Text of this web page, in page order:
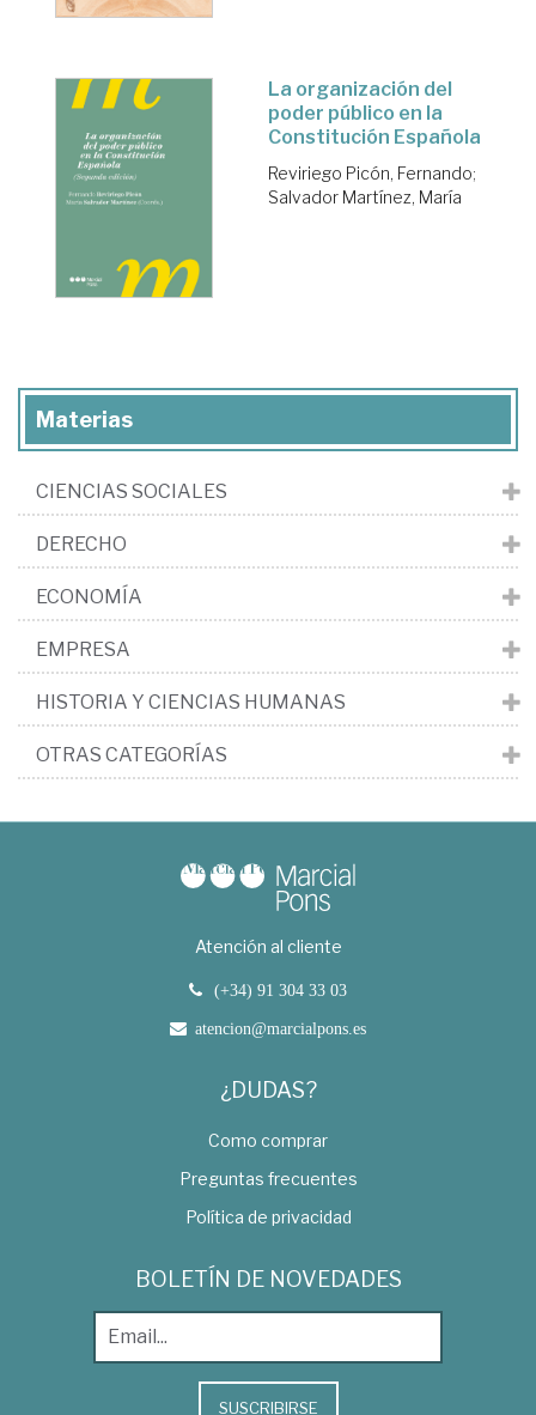
La organización del
poder público en la
Constitución Española
Reviriego Picón, Fernando;
Salvador Martínez, María
Materias
CIENCIAS SOCIALES
DERECHO
ECONOMÍA
EMPRESA
HISTORIA Y CIENCIAS HUMANAS
OTRAS CATEGORÍAS
Atención al cliente
(+34) 91 304 33 03
atencion@marcialpons.es
¿DUDAS?
Como comprar
Preguntas frecuentes
Política de privacidad
BOLETÍN DE NOVEDADES
SUSCRIBIRSE